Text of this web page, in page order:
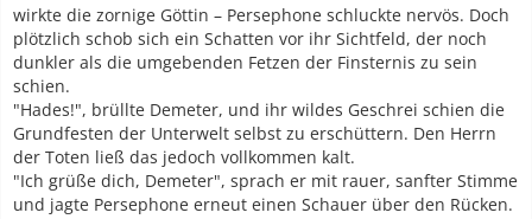
wirkte die zornige Göttin – Persephone schluckte nervös. Doch
plötzlich schob sich ein Schatten vor ihr Sichtfeld, der noch
dunkler als die umgebenden Fetzen der Finsternis zu sein
schien.
"Hades!", brüllte Demeter, und ihr wildes Geschrei schien die
Grundfesten der Unterwelt selbst zu erschüttern. Den Herrn
der Toten ließ das jedoch vollkommen kalt.
"Ich grüße dich, Demeter", sprach er mit rauer, sanfter Stimme
und jagte Persephone erneut einen Schauer über den Rücken.